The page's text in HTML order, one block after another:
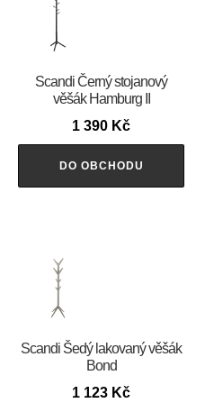
Scandi Černý stojanový
věšák Hamburg II
1 390 Kč
DO OBCHODU
Scandi Šedý lakovaný věšák
Bond
1 123 Kč